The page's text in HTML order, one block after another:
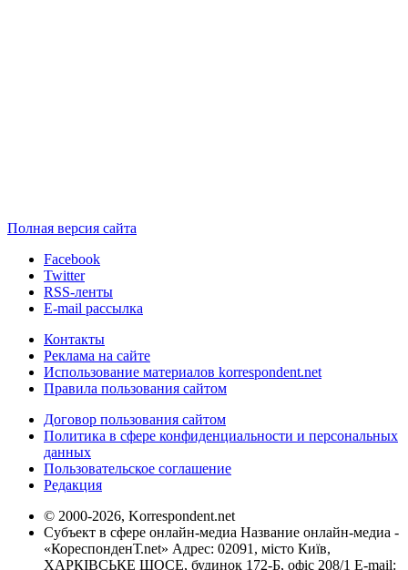
Полная версия сайта
Facebook
Twitter
RSS-ленты
E-mail рассылка
Контакты
Реклама на сайте
Использование материалов korrespondent.net
Правила пользования сайтом
Договор пользования сайтом
Политика в сфере конфиденциальности и персональных
данных
Пользовательское соглашение
Редакция
© 2000-2026, Korrespondent.net
Субъект в сфере онлайн-медиа Название онлайн-медиа -
«КореспонденТ.net» Адрес: 02091, місто Київ,
ХАРКІВСЬКЕ ШОСЕ, будинок 172-Б, офіс 208/1 E-mail: